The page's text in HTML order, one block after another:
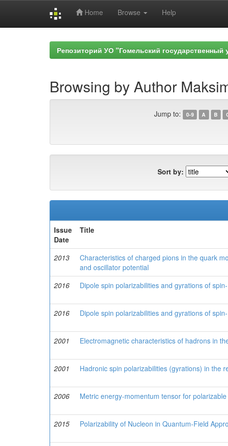
Home Browse Help
Репозиторий УО "Гомельский
Browsing by Author
Jump to: 0-9 A B
Sort by:
Issue
Date
Title
2013
Characteristics of charged pions in the quark
and oscillator potential
2016 Dipole spin polarizabilities and gyrations of
2016
Dipole spin polarizabilities and gyrations of
2001
Electromagnetic characteristics of hadrons in
2001
Hadronic spin polarizabilities (gyrations) in the
2006
Metric energy-momentum tensor for
2015
Polarizability of Nucleon in Quantum-Field